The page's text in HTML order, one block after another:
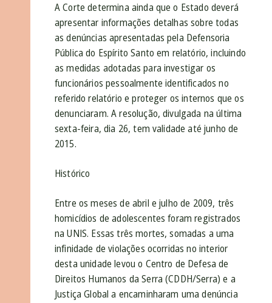
A Corte determina ainda que o Estado deverá
apresentar informações detalhas sobre todas
as denúncias apresentadas pela Defensoria
Pública do Espírito Santo em relatório, incluindo
as medidas adotadas para investigar os
funcionários pessoalmente identificados no
referido relatório e proteger os internos que os
denunciaram. A resolução, divulgada na última
sexta-feira, dia 26, tem validade até junho de
2015.
Histórico
Entre os meses de abril e julho de 2009, três
homicídios de adolescentes foram registrados
na UNIS. Essas três mortes, somadas a uma
infinidade de violações ocorridas no interior
desta unidade levou o Centro de Defesa de
Direitos Humanos da Serra (CDDH/Serra) e a
Justiça Global a encaminharam uma denúncia